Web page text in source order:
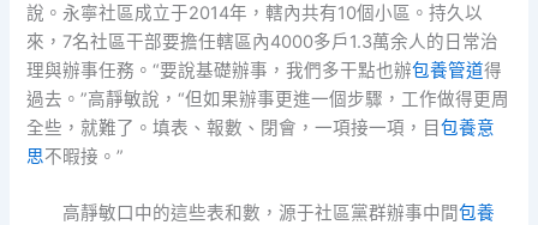
說。永寧社區成立于2014年，轄內共有10個小區。持久以
來，7名社區干部要擔任轄區內4000多戶1.3萬余人的日常治
理與辦事任務。“要說基礎辦事，我們多干點也辦包養管道得
過去。”高靜敏說，“但如果辦事更進一個步驟，工作做得更周
全些，就難了。填表、報數、閉會，一項接一項，目包養意
思不暇接。”
高靜敏口中的這些表和數，源于社區黨群辦事中間包養